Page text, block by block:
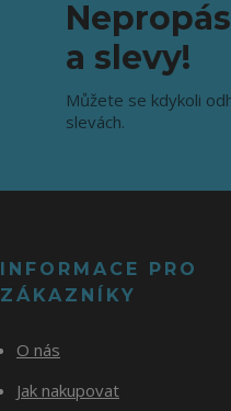
a slevy!
Můžete se kdykoli
slevách.
INFORMACE PRO
ZÁKAZNÍKY
O nás
Jak nakupovat